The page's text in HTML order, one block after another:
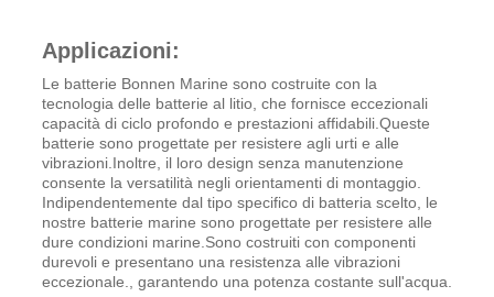
Applicazioni:
Le batterie Bonnen Marine sono costruite con la
tecnologia delle batterie al litio, che fornisce eccezionali
capacità di ciclo profondo e prestazioni affidabili.Queste
batterie sono progettate per resistere agli urti e alle
vibrazioni.Inoltre, il loro design senza manutenzione
consente la versatilità negli orientamenti di montaggio.
Indipendentemente dal tipo specifico di batteria scelto, le
nostre batterie marine sono progettate per resistere alle
dure condizioni marine.Sono costruiti con componenti
durevoli e presentano una resistenza alle vibrazioni
eccezionale., garantendo una potenza costante sull'acqua.